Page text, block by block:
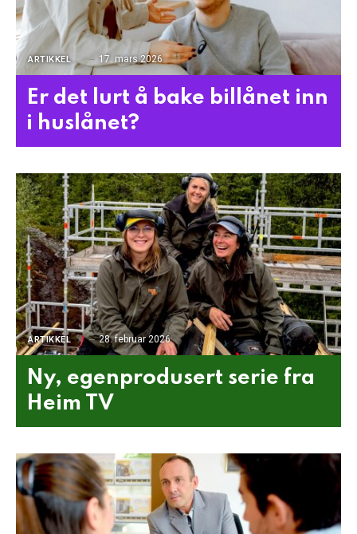
ARTIKKEL 17. mars 2026
Er det lurt å bake billånet inn
i huslånet?
ARTIKKEL 28. februar 2026
Ny, egenprodusert serie fra
Heim TV